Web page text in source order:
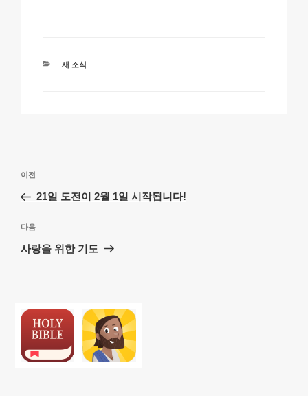
카
새 소식
색
이
전
이전
21일 도전이 2월 1일 시작됩니다!
다
음
다음
사랑을 위한 기도